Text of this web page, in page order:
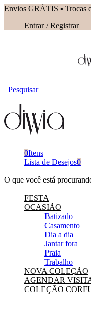
Envios GRÁTIS ▪︎ Trocas
Entrar / Registrar
Pesquisar
0Itens
Lista de Desejos0
O que você está
FESTA
OCASIÃO
Batizado
Casamento
Dia a dia
Jantar fora
Praia
Trabalho
NOVA COLEÇÃO
AGENDAR
COLEÇÃO